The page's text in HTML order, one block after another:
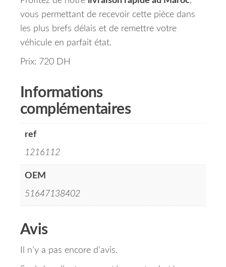
vous permettant de recevoir cette pièce dans
les plus brefs délais et de remettre votre
véhicule en parfait état.
Prix: 720 DH
Informations
complémentaires
ref
1216112
OEM
51647138402
Avis
Il n’y a pas encore d’avis.